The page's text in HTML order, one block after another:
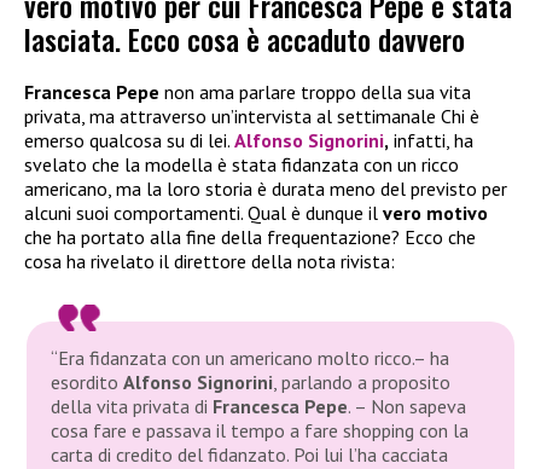
lasciata. Ecco cosa è accaduto davvero
Francesca Pepe non ama parlare troppo della sua vita
privata, ma attraverso un’intervista al settimanale Chi è
emerso qualcosa su di lei. Alfonso Signorini, infatti, ha
svelato che la modella è stata fidanzata con un ricco
americano, ma la loro storia è durata meno del previsto per
alcuni suoi comportamenti. Qual è dunque il vero motivo
che ha portato alla fine della frequentazione? Ecco che
cosa ha rivelato il direttore della nota rivista:
“Era fidanzata con un americano molto ricco.– ha
esorditoAlfonso Signorini , parlando a proposito
della vita privata di Francesca Pepe. – Non sapeva
cosa fare e passava il tempo a fare shopping con la
carta di credito del fidanzato. Poi lui l’ha cacciata